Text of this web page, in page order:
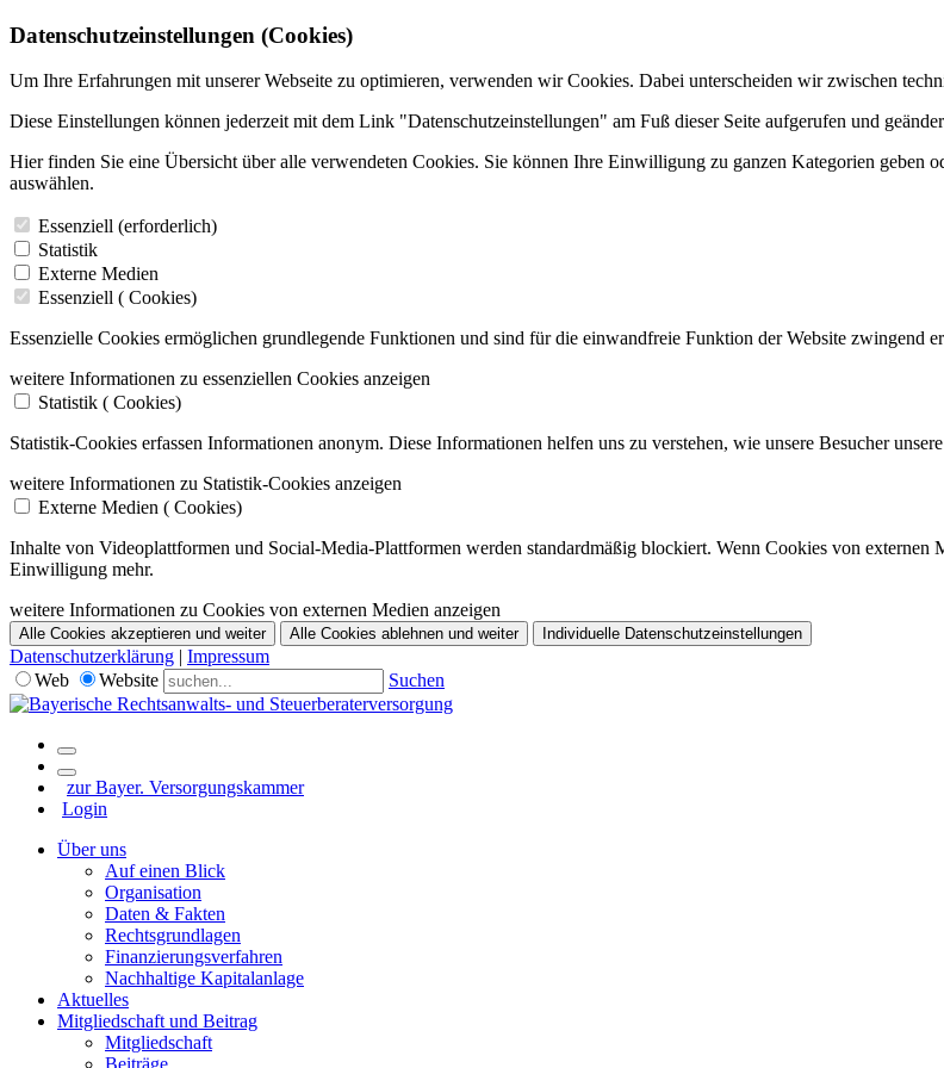
Datenschutzeinstellungen (Cookies)
Um Ihre Erfahrungen mit unserer Webseite zu optimieren, verwenden wir Cookies. Dabei unterscheiden wir zwischen
Diese Einstellungen können jederzeit mit dem Link "Datenschutzeinstellungen" am Fuß dieser Seite aufgerufen und
Hier finden Sie eine Übersicht über alle verwendeten Cookies. Sie können Ihre Einwilligung zu ganzen Kategorien geben
auswählen.
Essenziell (erforderlich)
Statistik
Externe Medien
Essenziell ( Cookies)
Essenzielle Cookies ermöglichen grundlegende Funktionen und sind für die einwandfreie Funktion der Website zwingend
weitere Informationen zu essenziellen Cookies anzeigen
Statistik ( Cookies)
Statistik-Cookies erfassen Informationen anonym. Diese Informationen helfen uns zu verstehen, wie unsere Besucher
weitere Informationen zu Statistik-Cookies anzeigen
Externe Medien ( Cookies)
Inhalte von Videoplattformen und Social-Media-Plattformen werden standardmäßig blockiert. Wenn Cookies von
Einwilligung mehr.
weitere Informationen zu Cookies von externen Medien anzeigen
Alle Cookies akzeptieren und weiter Alle Cookies ablehnen und weiter Individuelle Datenschutzeinstellungen
Datenschutzerklärung | Impressum
Web
Website Suchen
zur Bayer. Versorgungskammer
Login
Über uns
Auf einen Blick
Organisation
Daten & Fakten
Rechtsgrundlagen
Finanzierungsverfahren
Nachhaltige Kapitalanlage
Aktuelles
Mitgliedschaft und Beitrag
Mitgliedschaft